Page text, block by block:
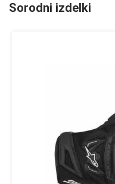
Sorodni izdelki